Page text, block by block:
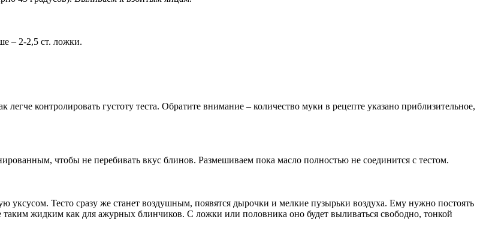
– 2-2,5 ст. ложки.
контролировать густоту теста. Обратите внимание – количество муки в рецепте указано приблизительное,
чтобы не перебивать вкус блинов. Размешиваем пока масло полностью не соединится с тестом.
уксусом. Тесто сразу же станет воздушным, появятся дырочки и мелкие пузырьки воздуха. Ему нужно постоять
жидким как для ажурных блинчиков. С ложки или половника оно будет выливаться свободно, тонкой